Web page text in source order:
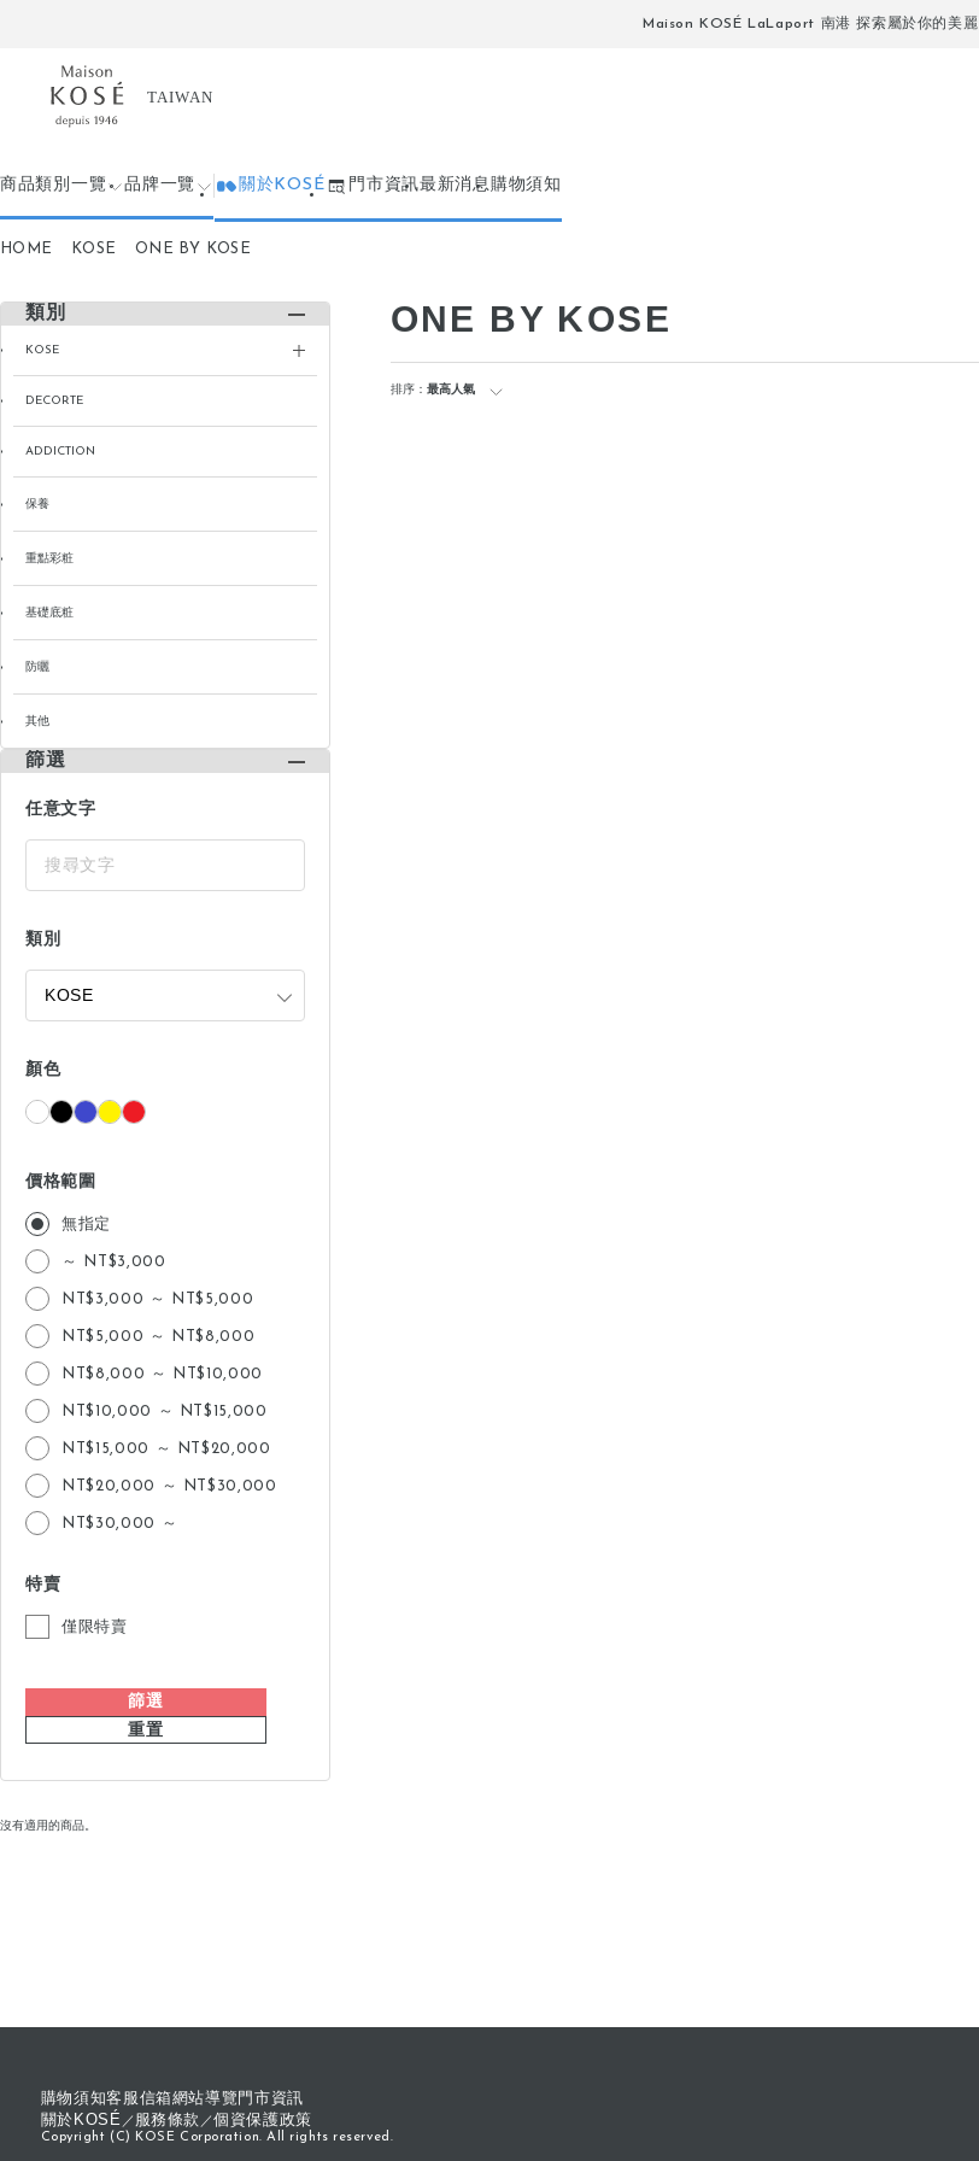
Maison KOSÉ LaLaport 南港 探索屬於你的美麗
商品類別一覽 品牌一覽 關於KOSÉ 門市資訊最新消息購物須知
HOME KOSE ONE BY KOSE
類別
KOSE
DECORTE
ADDICTION
保養
重點彩粧
基礎底粧
防曬
其他
篩選
任意文字
類別
顏色
價格範圍
無指定
～ NT$3,000
NT$3,000 ～ NT$5,000
NT$5,000 ～ NT$8,000
NT$8,000 ～ NT$10,000
NT$10,000 ～ NT$15,000
NT$15,000 ～ NT$20,000
NT$20,000 ～ NT$30,000
NT$30,000 ～
特賣
僅限特賣
篩選
重置
ONE BY KOSE
排序： 最高人氣
沒有適用的商品。
購物須知客服信箱網站導覽 門市資訊
關於KOSÉ
服務條款 個資保護政策
Copyright (C) KOSE Corporation. All rights reserved.